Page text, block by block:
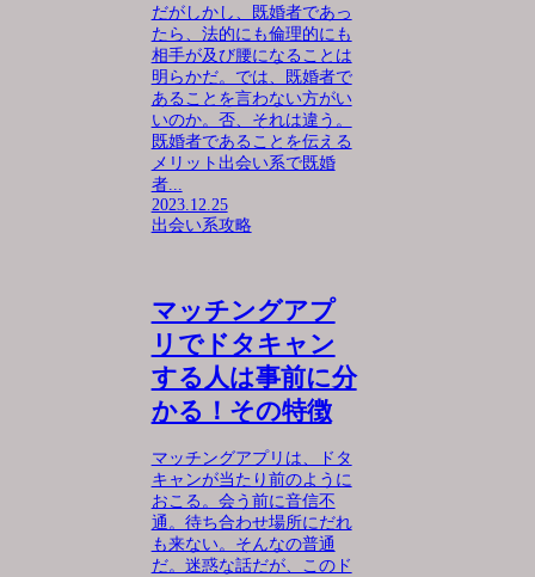
だがしかし、既婚者であっ
たら、法的にも倫理的にも
相手が及び腰になることは
明らかだ。では、既婚者で
あることを言わない方がい
いのか。否、それは違う。
既婚者であることを伝える
メリット出会い系で既婚
者...
2023.12.25
出会い系攻略
マッチングアプ
リでドタキャン
する人は事前に分
かる！その特徴
マッチングアプリは、ドタ
キャンが当たり前のように
おこる。会う前に音信不
通。待ち合わせ場所にだれ
も来ない。そんなの普通
だ。迷惑な話だが、このド